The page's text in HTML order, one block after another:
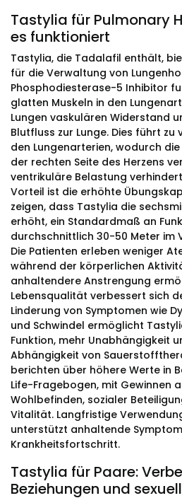
Tastylia für Pulmonary
es funktioniert
Tastylia, die Tadalafil enthält,
für die Verwaltung von
Phosphodiesterase-5 Inhibitor
glatten Muskeln in den
Lungen vaskulären Widerstand
Blutfluss zur Lunge. Dies führt zu
den Lungenarterien, wodurch
der rechten Seite des Herzens
ventrikuläre Belastung
Vorteil ist die erhöhte
zeigen, dass Tastylia die
erhöht, ein Standardmaß an
durchschnittlich 30-50 Meter im
Die Patienten erleben weniger
während der körperlichen
anhaltendere Anstrengung
Lebensqualität verbessert sich
Linderung von Symptomen wie
und Schwindel ermöglicht
Funktion, mehr Unabhängigkeit
Abhängigkeit von
berichten über höhere Werte in
Life-Fragebogen, mit Gewinnen
Wohlbefinden, sozialer
Vitalität. Langfristige
unterstützt anhaltende
Krankheitsfortschritt.
Tastylia für Paare:
Beziehungen und